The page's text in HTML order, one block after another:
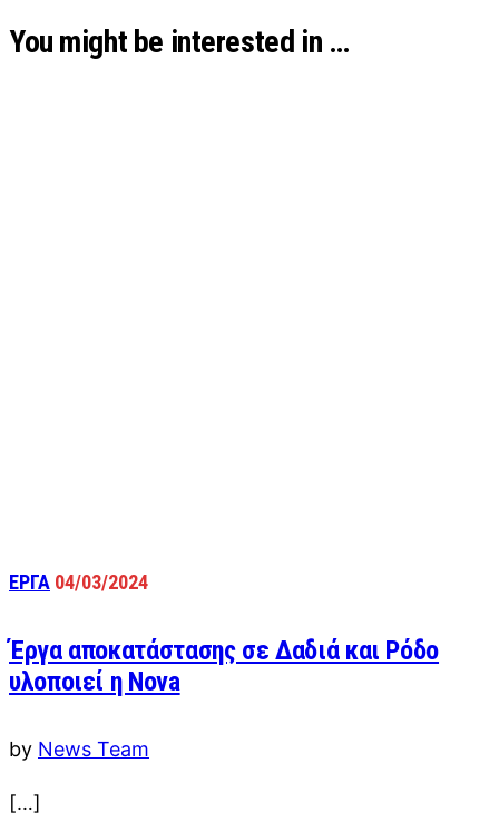
You might be interested in …
ΕΡΓΑ 04/03/2024
Έργα αποκατάστασης σε Δαδιά και Ρόδο
υλοποιεί η Nova
by News Team
[…]